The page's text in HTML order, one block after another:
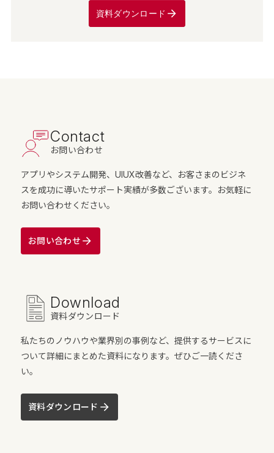
資料ダウンロード
Contact
お問い合わせ
アプリやシステム開発、UIUX改善など、お客さまのビジネ
スを成功に導いたサポート実績が多数ございます。お気軽に
お問い合わせください。
お問い合わせ
Download
資料ダウンロード
私たちのノウハウや業界別の事例など、提供するサービスに
ついて詳細にまとめた資料になります。ぜひご一読くださ
い。
資料ダウンロード